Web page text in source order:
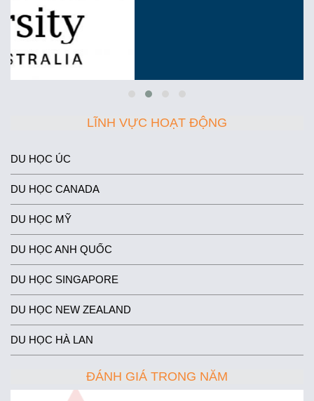
LĨNH VỰC HOẠT ĐỘNG
DU HỌC ÚC
DU HỌC CANADA
DU HỌC MỸ
DU HỌC ANH QUỐC
DU HỌC SINGAPORE
DU HỌC NEW ZEALAND
DU HỌC HÀ LAN
ĐÁNH GIÁ TRONG NĂM